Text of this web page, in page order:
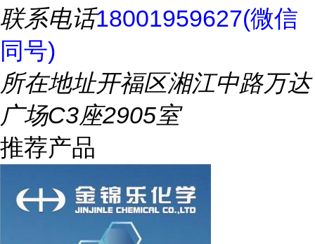
联系电话18001959627(微信
同号)
所在地址开福区湘江中路万达
广场C3座2905室
推荐产品